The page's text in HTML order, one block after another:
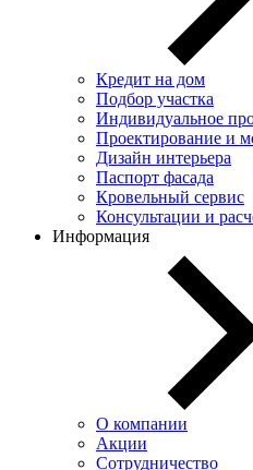
Кредит на дом
Подбор участка
Индивидуальное
Проектирование и
Дизайн интерьера
Паспорт фасада
Кровельный сервис
Консультации и
Информация
О компании
Акции
Сотрудничество